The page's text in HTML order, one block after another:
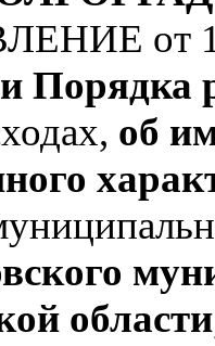
от
Порядка
об
области